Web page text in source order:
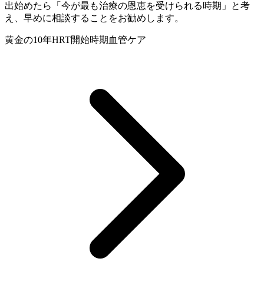
出始めたら「今が最も治療の恩恵を受けられる時期」と考
え、早めに相談することをお勧めします。
黄金の10年HRT開始時期 血管ケア